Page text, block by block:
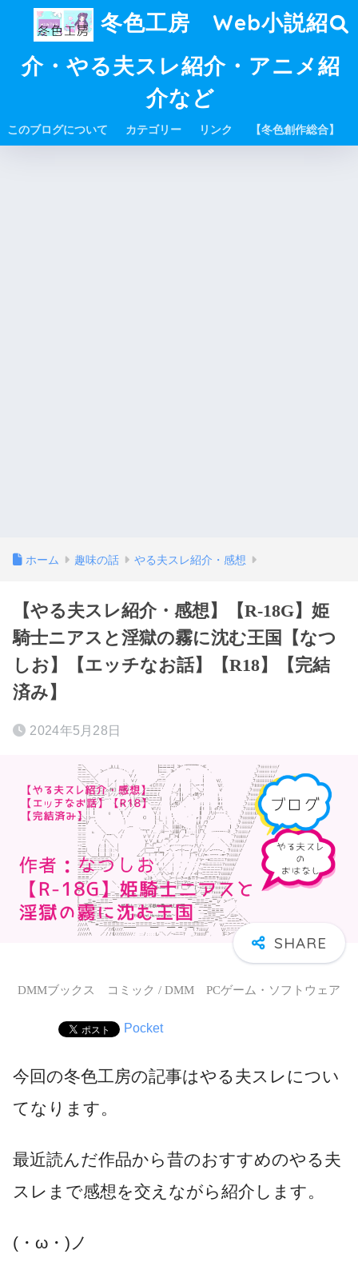
冬色工房 Web小説紹
介・やる夫スレ紹介・アニメ紹
介など
このブログについて カテゴリー リンク 【冬色創作総合】
ホーム 趣味の話 やる夫スレ紹介・感想
【やる夫スレ紹介・感想】【R-18G】姫
騎士ニアスと淫獄の霧に沈む王国【なつ
しお】【エッチなお話】【R18】【完結
済み】
2024年5月28日
DMMブックス コミック / DMM PCゲーム・ソフトウェア
Pocket
今回の冬色工房の記事はやる夫スレについ
てなります。
最近読んだ作品から昔のおすすめのやる夫
スレまで感想を交えながら紹介します。
(・ω・)ノ